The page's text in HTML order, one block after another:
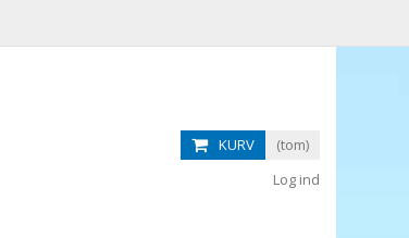
KURV
(tom)
Log ind